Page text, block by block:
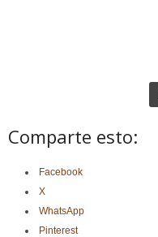
Comparte esto:
Facebook
X
WhatsApp
Pinterest